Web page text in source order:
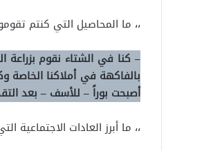
،، ما المحاصيل التي كنتم
– كنا في الشتاء نقوم بزراعة
بالفاكهة في أملاكنا الخاصة
أصبحت بوراً – للأسف – بعد
،، ما أبرز العادات